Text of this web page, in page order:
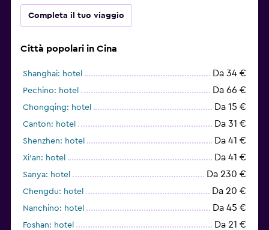
Completa il tuo viaggio
Città popolari in Cina
Shanghai: hotel Da 34 €
Pechino: hotel Da 66 €
Chongqing: hotel Da 15 €
Canton: hotel Da 31 €
Shenzhen: hotel Da 41 €
Xi'an: hotel Da 41 €
Sanya: hotel Da 230 €
Chengdu: hotel Da 20 €
Nanchino: hotel Da 45 €
Foshan: hotel Da 21 €